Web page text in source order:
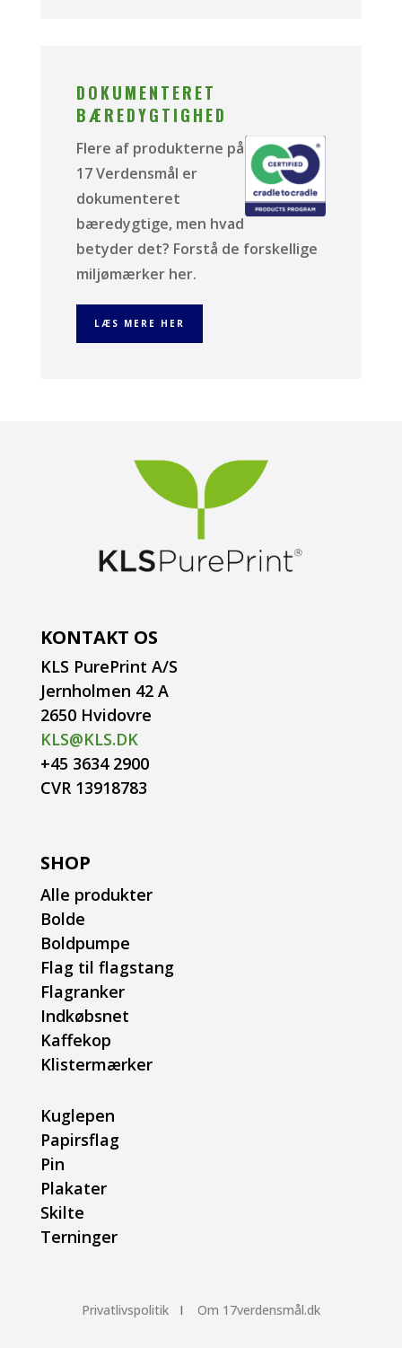
DOKUMENTERET
BÆREDYGTIGHED
Flere af produkterne på
17 Verdensmål er
dokumenteret
bæredygtige, men hvad
betyder det? Forstå de forskellige
miljømærker her.
LÆS MERE HER
KONTAKT OS
KLS PurePrint A/S
Jernholmen 42 A
2650 Hvidovre
KLS@KLS.DK
+45 3634 2900
CVR 13918783
SHOP
Alle produkter
Bolde
Boldpumpe
Flag til flagstang
Flagranker
Indkøbsnet
Kaffekop
Klistermærker
Kuglepen
Papirsflag
Pin
Plakater
Skilte
Terninger
Privatlivspolitik I Om 17verdensmål.dk